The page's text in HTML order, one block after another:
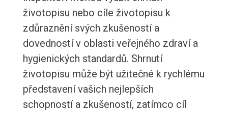
životopisu nebo cíle životopisu k
zdůraznění svých zkušeností a
dovedností v oblasti veřejného zdraví a
hygienických standardů. Shrnutí
životopisu může být užitečné k rychlému
představení vašich nejlepších
schopností a zkušeností, zatímco cíl